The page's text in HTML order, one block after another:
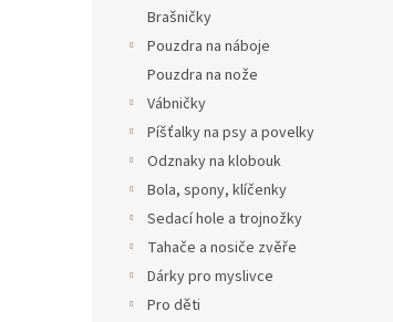
Brašničky
Pouzdra na náboje
Pouzdra na nože
Vábničky
Píšťalky na psy a povelky
Odznaky na klobouk
Bola, spony, klíčenky
Sedací hole a trojnožky
Tahače a nosiče zvěře
Dárky pro myslivce
Pro děti